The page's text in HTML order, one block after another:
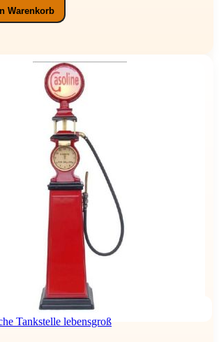
Warenkorb
Tankstelle lebensgroß